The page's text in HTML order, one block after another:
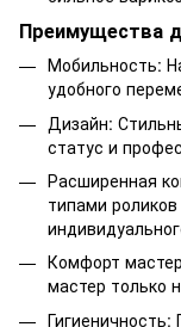
Преимущества
Мобильность:
удобного
Дизайн:
статус и
Расширенная
типами
Комфорт
мастер только